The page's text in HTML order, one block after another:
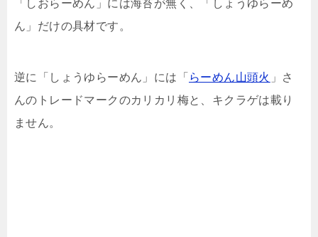
「しおらーめん」には海苔が無く、「しょうゆらーめ
ん」だけの具材です。
逆に「しょうゆらーめん」には「 らーめん山頭火 」さ
んのトレードマークのカリカリ梅と、キクラゲは載り
ません。